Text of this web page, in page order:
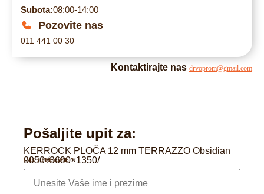
Subota:08:00-14:00
Pozovite nas
011 441 00 30
Kontaktirajte nas drvoprom@gmail.com
Pošaljite upit za:
KERROCK PLOČA 12 mm TERRAZZO Obsidian
9050 /3600×1350/
IME I PREZIME*